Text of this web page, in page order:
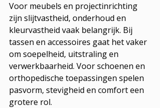
Voor meubels en projectinrichting
zijn slijtvastheid, onderhoud en
kleurvastheid vaak belangrijk. Bij
tassen en accessoires gaat het vaker
om soepelheid, uitstraling en
verwerkbaarheid. Voor schoenen en
orthopedische toepassingen spelen
pasvorm, stevigheid en comfort een
grotere rol.